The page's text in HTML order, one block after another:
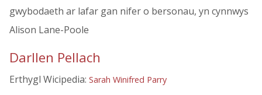
gwybodaeth ar lafar gan nifer o bersonau, yn cynnwys
Alison Lane-Poole
Darllen Pellach
Erthygl Wicipedia: Sarah Winifred Parry